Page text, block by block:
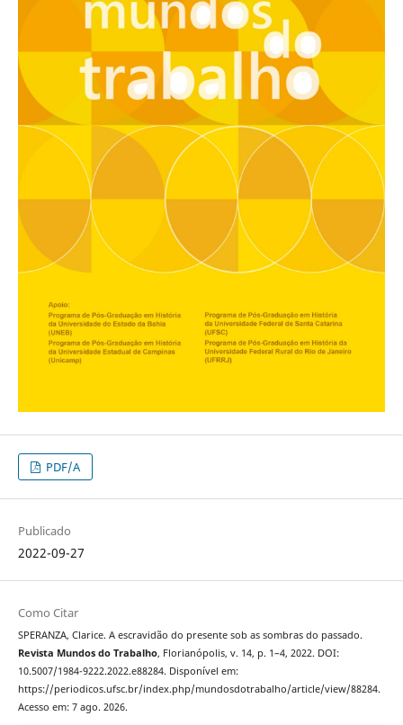
PDF/A
Publicado
2022-09-27
Como Citar
SPERANZA, Clarice. A escravidão do presente sob as sombras do passado.
Revista Mundos do Trabalho, Florianópolis, v. 14, p. 1–4, 2022. DOI:
10.5007/1984-9222.2022.e88284. Disponível em:
https://periodicos.ufsc.br/index.php/mundosdotrabalho/article/view/88284.
Acesso em: 7 ago. 2026.